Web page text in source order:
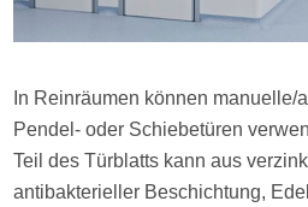
In Reinräumen können manuelle/
Pendel- oder Schiebetüren
Teil des Türblatts kann aus
antibakterieller Beschichtung,